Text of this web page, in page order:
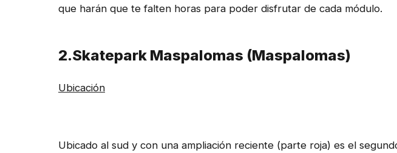
que harán que te falten horas para poder disfrutar de cada módulo.
2.Skatepark Maspalomas (Maspalomas)
Ubicación
Ubicado al sud y con una ampliación reciente (parte roja) es el